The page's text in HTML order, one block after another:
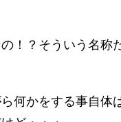
！？そういう名称
何かをする事自体